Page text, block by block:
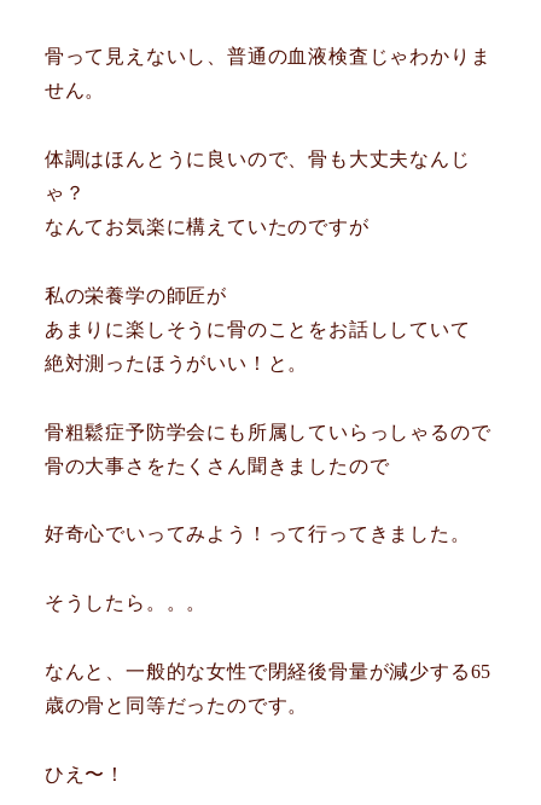
骨って見えないし、普通の血液検査じゃわかりま
せん。
体調はほんとうに良いので、骨も大丈夫なんじ
ゃ？
なんてお気楽に構えていたのですが
私の栄養学の師匠が
あまりに楽しそうに骨のことをお話ししていて
絶対測ったほうがいい！と。
骨粗鬆症予防学会にも所属していらっしゃるので
骨の大事さをたくさん聞きましたので
好奇心でいってみよう！って行ってきました。
そうしたら。。。
なんと、一般的な女性で閉経後骨量が減少する65
歳の骨と同等だったのです。
ひえ〜！